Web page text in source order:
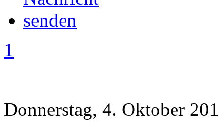
1
Donnerstag, 4. Oktober